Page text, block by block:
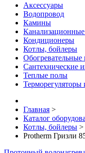
Аксессуары
Водопровод
Камины
Кондиционеры
Котлы, бойлеры
Сантехнические
Теплые полы
Терморегуляторы
Главная >
Каталог
Котлы, бойлеры >
Protherm Гризли